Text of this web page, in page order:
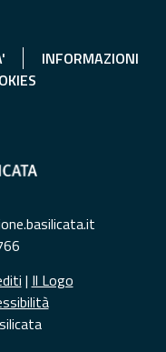
INFORMAZIONI
| Il Logo